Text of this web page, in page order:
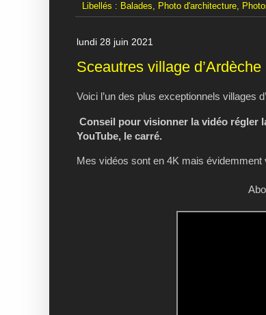
Libellés : Balades Photo d'architecture
lundi 28 juin 2021
Sceautres village d’Ardèche
Voici l’un des plus exceptionnels villages
Conseil pour visionner la vidéo régler
YouTube, le carré.
Mes vidéos sont en 4K mais